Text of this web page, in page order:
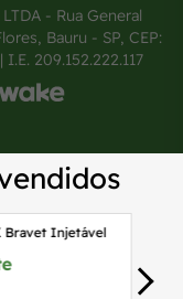
- Rua General
Bauru - SP, CEP:
209.152.222.117